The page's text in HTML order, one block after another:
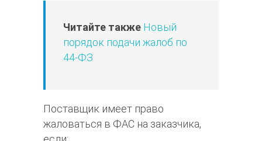
Читайте также Новый
порядок подачи жалоб по
44-ФЗ
Поставщик имеет право
жаловаться в ФАС на заказчика,